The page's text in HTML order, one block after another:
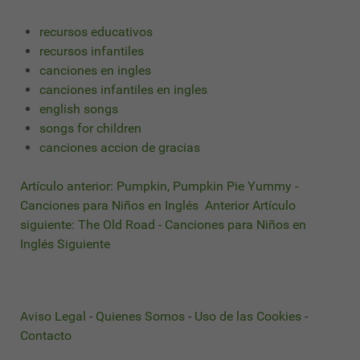
recursos educativos
recursos infantiles
canciones en ingles
canciones infantiles en ingles
english songs
songs for children
canciones accion de gracias
Artículo anterior: Pumpkin, Pumpkin Pie Yummy -
Canciones para Niños en Inglés Anterior Artículo
siguiente: The Old Road - Canciones para Niños en
Inglés Siguiente
Aviso Legal - Quienes Somos - Uso de las Cookies -
Contacto